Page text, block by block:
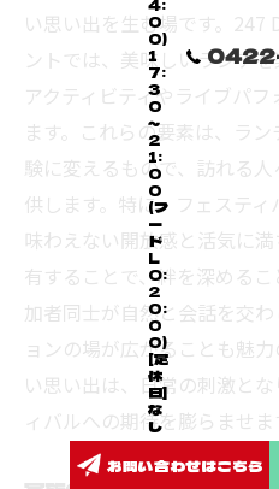
い思い出を生む場です。247
ントでは、美味しいランチ
アクティビティやライブパ
ます。これらの要素は、ラ
験に変えるもので、訪れる
供します。特に、フェステ
味わえない開放感と活気に
有することで、絆を深める
加者同士が自然と会話を交
ョンの場が広がることも魅
い思い出は、日常の刺激と
ィバルへの期待を膨らませま
4:
0
0)
1
7:
3
0
～
2
1:
0
0
(フ
ー
ド
L
O:
2
0:
0
0)
[定
休
日]
な
し
お問い合わせはこちら